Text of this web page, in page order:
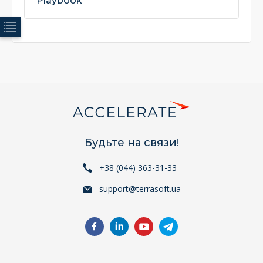
Будьте на связи!
+38 (044) 363-31-33
support@terrasoft.ua